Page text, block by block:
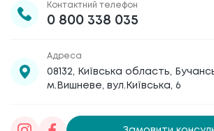
Контактний телефон
0 800 338 035
Адреса
08132, Київська область,
м.Вишневе, вул.Київська, 6